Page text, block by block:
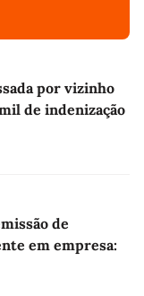
por vizinho
de indenização
de
em empresa: